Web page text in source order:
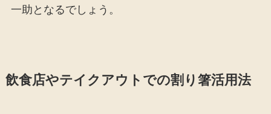
一助となるでしょう。
飲食店やテイクアウトでの割り箸活用法